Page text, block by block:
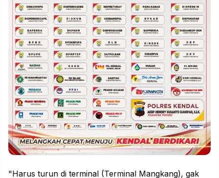
"Harus turun di terminal (Terminal Mangkang), gak